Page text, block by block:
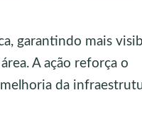
garantindo mais
A ação reforça o
da